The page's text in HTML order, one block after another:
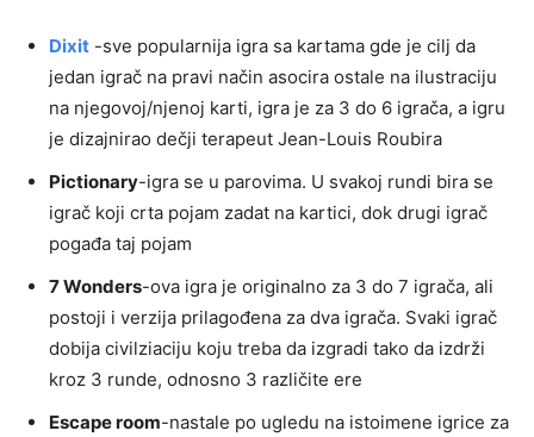
Dixit -sve popularnija igra sa kartama gde je cilj da
jedan igrač na pravi način asocira ostale na ilustraciju
na njegovoj/njenoj karti, igra je za 3 do 6 igrača, a igru
je dizajnirao dečji terapeut Jean-Louis Roubira
Pictionary-igra se u parovima. U svakoj rundi bira se
igrač koji crta pojam zadat na kartici, dok drugi igrač
pogađa taj pojam
7 Wonders-ova igra je originalno za 3 do 7 igrača, ali
postoji i verzija prilagođena za dva igrača. Svaki igrač
dobija civilziaciju koju treba da izgradi tako da izdrži
kroz 3 runde, odnosno 3 različite ere
Escape room-nastale po ugledu na istoimene igrice za